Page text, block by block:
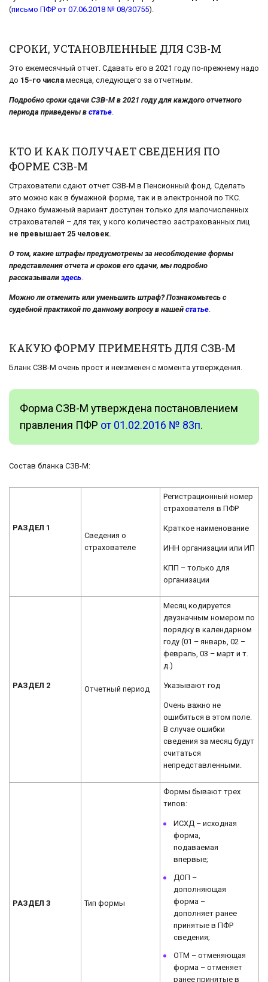
(письмо ПФР от 07.06.2018 № 08/30755).
СРОКИ, УСТАНОВЛЕННЫЕ ДЛЯ СЗВ-М
Это ежемесячный отчет. Сдавать его в 2021 году по-прежнему надо
до 15-го числа месяца, следующего за отчетным.
Подробно сроки сдачи СЗВ-М в 2021 году для каждого отчетного
периода приведены в статье.
КТО И КАК ПОЛУЧАЕТ СВЕДЕНИЯ ПО
ФОРМЕ СЗВ-М
Страхователи сдают отчет СЗВ-М в Пенсионный фонд. Сделать
это можно как в бумажной форме, так и в электронной по ТКС.
Однако бумажный вариант доступен только для малочисленных
страхователей – для тех, у кого количество застрахованных лиц
не превышает 25 человек.
О том, какие штрафы предусмотрены за несоблюдение формы
представления отчета и сроков его сдачи, мы подробно
рассказывали здесь
Можно ли отменить или уменьшить штраф? Познакомьтесь с
судебной практикой по данному вопросу в нашей статье
КАКУЮ ФОРМУ ПРИМЕНЯТЬ ДЛЯ СЗВ-М
Бланк СЗВ-М очень прост и неизменен с момента утверждения.
Форма СЗВ-М утверждена постановлением
правления ПФР от 01.02.2016 № 83п.
Состав бланка СЗВ-М:
РАЗДЕЛ 1
Сведения о
страхователе
Регистрационный номер
страхователя в ПФР
Краткое наименование
ИНН организации или ИП
КПП – только для
организации
РАЗДЕЛ 2 Отчетный период
Месяц кодируется
двузначным номером по
порядку в календарном
году (01 – январь, 02 –
февраль, 03 – март и т.
д.)
Указывают год
Очень важно не
ошибиться в этом поле.
В случае ошибки
сведения за месяц будут
считаться
непредставленными.
РАЗДЕЛ 3 Тип формы
Формы бывают трех
типов:
ИСХД – исходная
форма,
подаваемая
впервые;
ДОП –
дополняющая
форма –
дополняет ранее
принятые в ПФР
сведения;
ОТМ – отменяющая
форма – отменяет
ранее принятые в